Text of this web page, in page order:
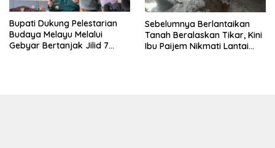
Bupati Dukung Pelestarian
Budaya Melayu Melalui
Gebyar Bertanjak Jilid 7
Sebelumnya Berlantaikan
Tanah Beralaskan Tikar, Kini
Ibu Paijem Nikmati Lantai